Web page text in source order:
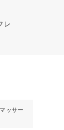
レ
ッサー